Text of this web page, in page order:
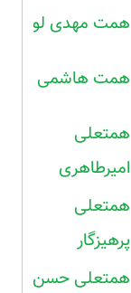
همت مهدی لو
همت هاشمی
همتعلی
امیرطاهری
همتعلی
پرهیزگار
همتعلی حسن